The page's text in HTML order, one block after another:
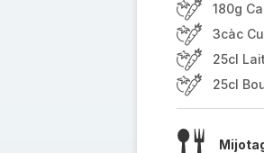
180g
3càc
25cl
25cl